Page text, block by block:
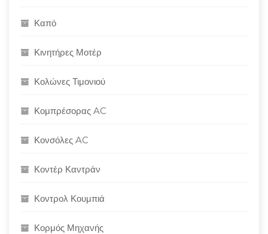
Καπό
Κινητήρες Μοτέρ
Κολώνες Τιμονιού
Κομπρέσορας AC
Κονσόλες AC
Κοντέρ Καντράν
Κοντρολ Κουμπιά
Κορμός Μηχανής